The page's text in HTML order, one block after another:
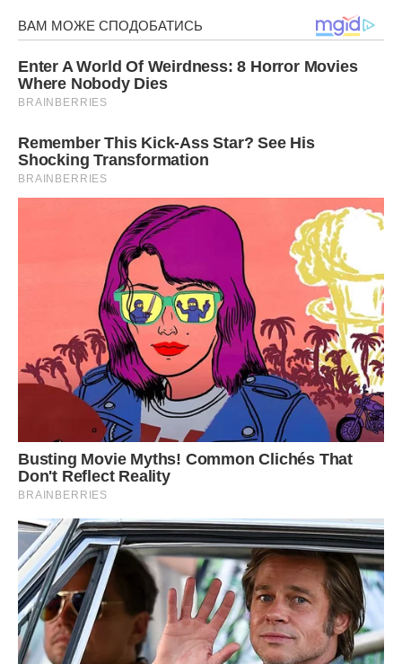
хороший урожай, потрібно виконувати наступні дії. Для
початку потрібно відгребти ґрунт від рослини.
змішати 1 склянку солі і відро води. Далі відбувається
підгортання рослини.
Також раз на 15 днів потрібно поливати капусту розчином
кальцієвої селістри. На один кущ потрібно приблизно пів
літри даної речовини. Для цього ще використовують
вапняне молочко.
Читайте також:Ідеальна шкіра в домашніх умовах:
медики назвали 7 головних продуктів, під рукою у
кожного
Плодові дерева і кущі
Якщо стоїть суша, їх обов’язково поливають, незалежно
від віку та наявності врожаю на гілках. Не можна в кінці
сезону вегетації вносити азотні добрива.